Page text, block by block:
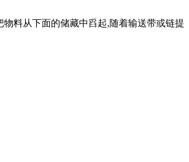
料从下面的储藏中舀起,随着输送带或链提